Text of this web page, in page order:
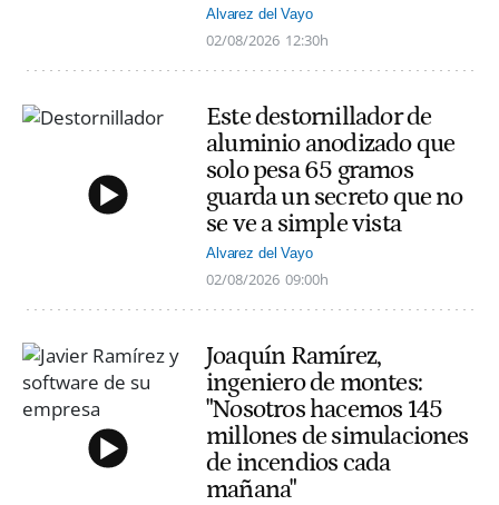
Alvarez del Vayo
02/08/2026 12:30h
Este destornillador de
aluminio anodizado que
solo pesa 65 gramos
guarda un secreto que no
se ve a simple vista
Alvarez del Vayo
02/08/2026 09:00h
Joaquín Ramírez,
ingeniero de montes:
"Nosotros hacemos 145
millones de simulaciones
de incendios cada
mañana"